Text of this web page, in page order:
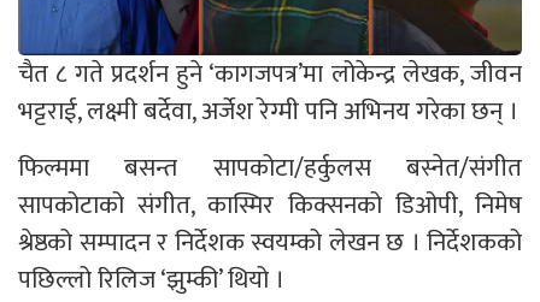
चैत ८ गते प्रदर्शन हुने ‘कागजपत्र’मा लोकेन्द्र लेखक, जीवन
भट्टराई, लक्ष्मी बर्देवा, अर्जेश रेग्मी पनि अभिनय गरेका छन् ।
फिल्ममा बसन्त सापकोटा/हर्कुलस बस्नेत/संगीत
सापकोटाको संगीत, कास्मिर किक्सनको डिओपी, निमेष
श्रेष्ठको सम्पादन र निर्देशक स्वयम्को लेखन छ । निर्देशकको
पछिल्लो रिलिज ‘झुम्की’ थियो ।